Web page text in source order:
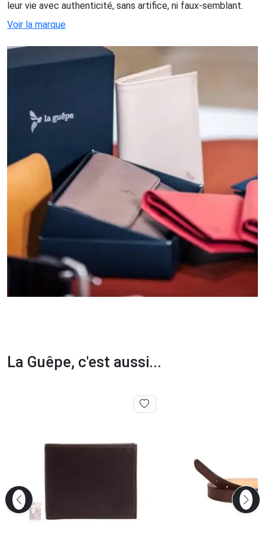
leur vie avec authenticité, sans artifice, ni faux-semblant.
Voir la marque
La Guêpe, c'est aussi...